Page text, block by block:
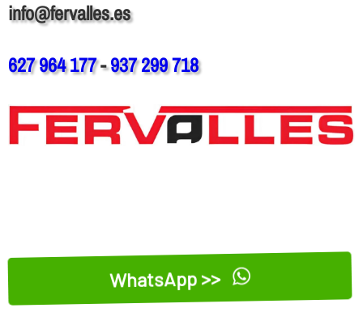
info@fervalles.es
627 964 177-937 299 718
WhatsApp >>